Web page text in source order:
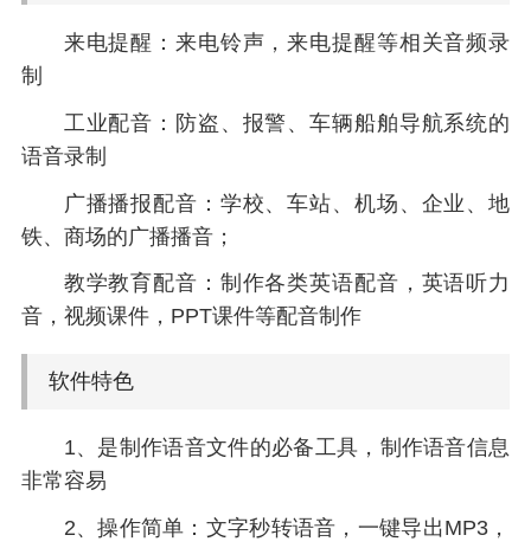
来电提醒：来电铃声，来电提醒等相关音频录
制
工业配音：防盗、报警、车辆船舶导航系统的
语音录制
广播播报配音：学校、车站、机场、企业、地
铁、商场的广播播音；
教学教育配音：制作各类英语配音，英语听力
音，视频课件，PPT课件等配音制作
软件特色
1、是制作语音文件的必备工具，制作语音信息
非常容易
2、操作简单：文字秒转语音，一键导出MP3，